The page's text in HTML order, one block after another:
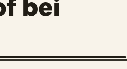
bei